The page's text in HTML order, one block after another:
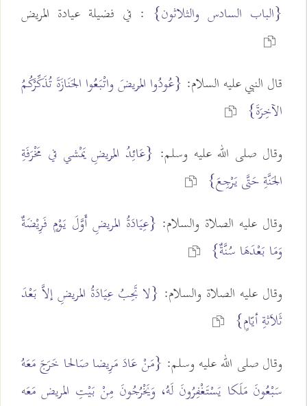
{الباب السادس والثلاثون} : في فضيلة عيادة المريض
قال النبي عليه السلام: {عُودُوا المَريضَ واتْبَعُوا الجَنَازَةَ تُذَكِّرْكُمُ
الآخِرَةَ}
وقال صلى الله عليه وسلم: {عَائِدُ المَريضِ يَمْشي في مَخْرَفَةِ
الجَنَّةِ حَتَّى يَرْجِعَ}
وقال عليه الصلاة والسلام: {عِيَادَةُ المريضِ أَوَّلَ يَوْمٍ فَرِيْضَةٌ
وَمَا بَعْدَهَا سُنَّةٌ}
وقال عليه الصلاة والسلام: {لا تَجِبُ عِيَادَةُ المريضِ إلاَّ بَعْدَ
ثَلاَثةِ أيّامٍ}
وقال صلى الله عليه وسلم: {مَنْ عَادَ مَرِيضا صَالحا خَرَجَ مَعَهُ
سَبْعُونَ مَلَكا يَسْتَغْفِرُونَ لَهُ، وَيَخْرُجُونَ مِنْ بَيْتِ المريض مَعَه